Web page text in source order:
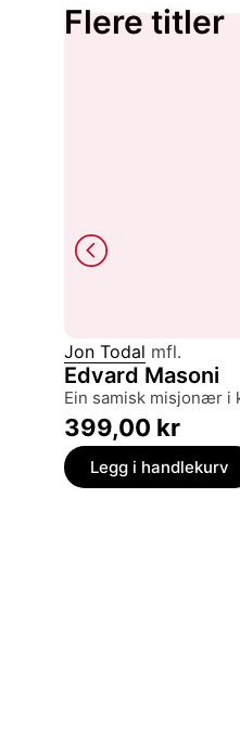
Flere titler
Jon Todal mfl.
Edvard Masoni
ein samisk misjonær
399,00 kr
Legg i handlekurv